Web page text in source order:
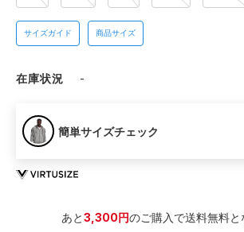
サイズガイド 商品サイズ
在庫状況 -
簡単サイズチェック
あと3,300円のご購入で送料無料と